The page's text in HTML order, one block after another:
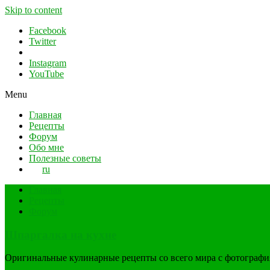
Skip to content
Facebook
Twitter
Instagram
YouTube
Menu
Главная
Рецепты
Форум
Обо мне
Полезные советы
ru
Оригинальные кулинарные рецепты со всего мира с